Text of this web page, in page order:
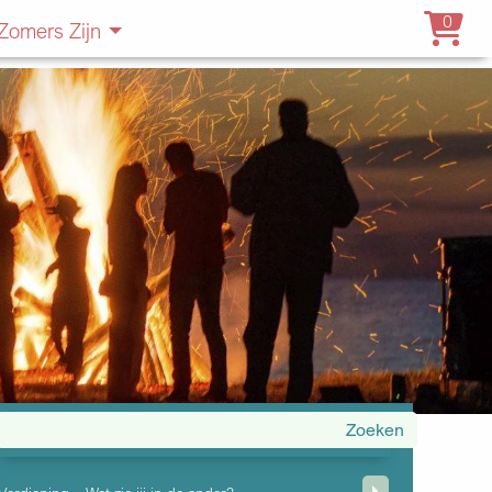
Zijn 0